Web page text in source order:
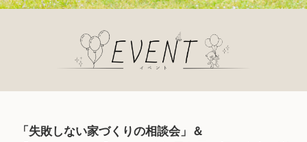
「失敗しない家づくりの相談会」＆